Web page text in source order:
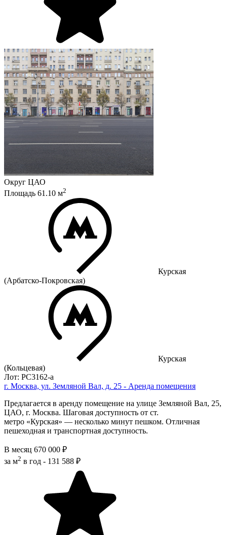
Округ ЦАО
Площадь 61.10 м2
Курская
(Арбатско-Покровская)
Курская
(Кольцевая)
Лот: РС3162-a
г. Москва, ул. Земляной Вал, д. 25 - Аренда помещения
Предлагается в аренду помещение на улице Земляной Вал, 25,
ЦАО, г. Москва. Шаговая доступность от ст.
метро «Курская» — несколько минут пешком. Отличная
пешеходная и транспортная доступность.
В месяц 670 000 ₽
за м2 в год - 131 588 ₽